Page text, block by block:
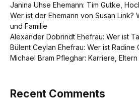
Janina Uhse Ehemann: Tim Gutke,
Wer ist der Ehemann von Susan Link?
und Familie
Alexander Dobrindt Ehefrau: Wer ist
Bülent Ceylan Ehefrau: Wer ist Radine
Michael Bram Pfleghar: Karriere,
Recent Comments